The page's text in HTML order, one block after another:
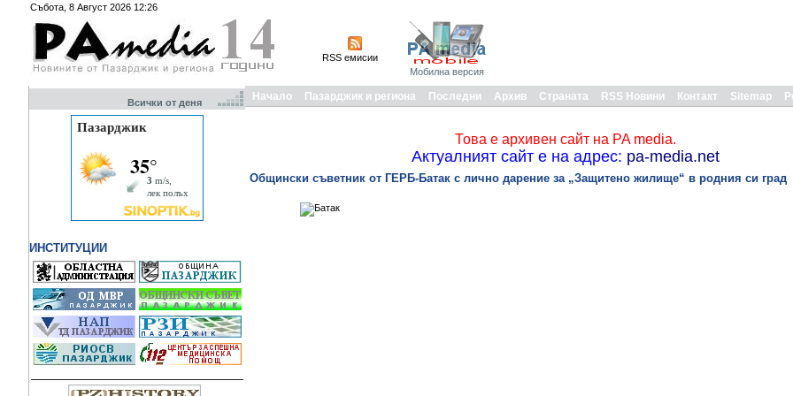
Събота, 8 Август 2026 12:26
RSS емисии
Мобилна версия
Всички от деня
ИНСТИТУЦИИ
Начало Пазарджик и региона Последни Архив Страната RSS Новини Контакт Sitemap
Това е архивен сайт на PA media.
Актуалният сайт е на адрес: pa-media.net
Общински съветник от ГЕРБ-Батак с лично дарение за „Защитено жилище“ в родния си град